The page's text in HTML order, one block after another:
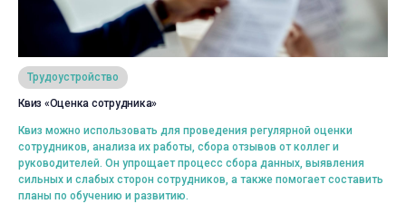
Трудоустройство
Квиз «Оценка сотрудника»
Квиз можно использовать для проведения регулярной оценки
сотрудников, анализа их работы, сбора отзывов от коллег и
руководителей. Он упрощает процесс сбора данных, выявления
сильных и слабых сторон сотрудников, а также помогает составить
планы по обучению и развитию.